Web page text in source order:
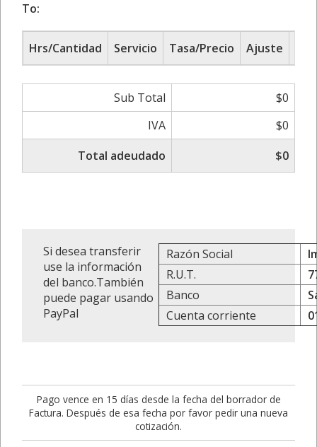
To:
Hrs/Cantidad Servicio Tasa/Precio Ajuste
Sub Total
$0
IVA
$0
Total adeudado
$0
Si desea transferir
use la información
del banco.También
puede pagar usando
PayPal
Razón Social
R.U.T.
Banco
Cuenta corriente
Pago vence en 15 días desde la fecha del borrador de
Factura. Después de esa fecha por favor pedir una nueva
cotización.